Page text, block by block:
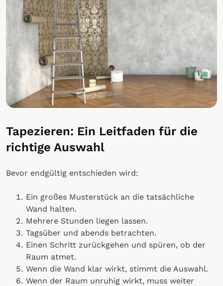
Tapezieren: Ein Leitfaden für die
richtige Auswahl
Bevor endgültig entschieden wird:
Ein großes Musterstück an die tatsächliche
Wand halten.
Mehrere Stunden liegen lassen.
Tagsüber und abends betrachten.
Einen Schritt zurückgehen und spüren, ob der
Raum atmet.
Wenn die Wand klar wirkt, stimmt die Auswahl.
Wenn der Raum unruhig wirkt, muss weiter